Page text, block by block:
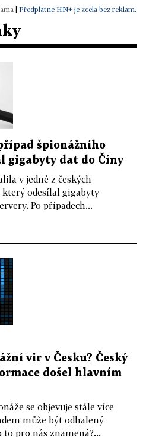
Předplatné HN+ je zcela bez reklam.
špionážního
gigabyty dat do Číny
v jedné z českých
odesílal gigabyty
Po případech...
vir v Česku? Český
došel hlavním
se objevuje stále více
může být odhalený
pro nás znamená?...